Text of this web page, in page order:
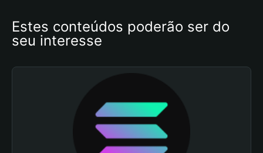
Estes conteúdos poderão ser do
seu interesse